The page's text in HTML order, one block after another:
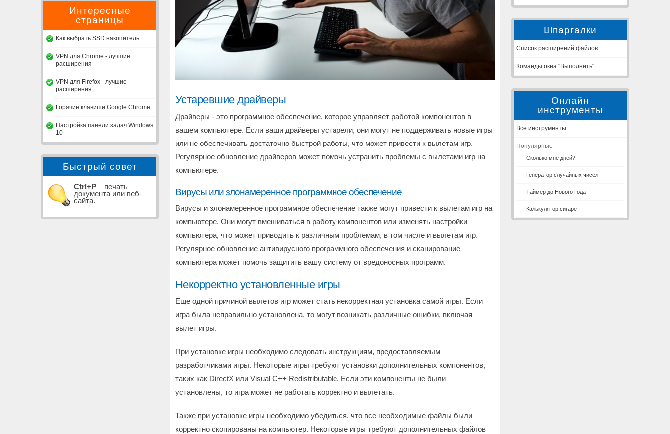
Интересные
страницы
Как выбрать SSD накопитель
VPN для Chrome - лучшие
расширения
VPN для Firefox - лучшие
расширения
Горячие клавиши Google Chrome
Настройка панели задач Windows
10
Быстрый совет
Ctrl+P – печать
документа или веб-
сайта.
Устаревшие драйверы
Драйверы - это программное обеспечение, которое управляет работой компонентов в
вашем компьютере. Если ваши драйверы устарели, они могут не поддерживать новые игры
или не обеспечивать достаточно быстрой работы, что может привести к вылетам игр.
Регулярное обновление драйверов может помочь устранить проблемы с вылетами игр на
компьютере.
Вирусы или злонамеренное программное обеспечение
Вирусы и злонамеренное программное обеспечение также могут привести к вылетам игр на
компьютере. Они могут вмешиваться в работу компонентов или изменять настройки
компьютера, что может приводить к различным проблемам, в том числе и вылетам игр.
Регулярное обновление антивирусного программного обеспечения и сканирование
компьютера может помочь защитить вашу систему от вредоносных программ.
Некорректно установленные игры
Еще одной причиной вылетов игр может стать некорректная установка самой игры. Если
игра была неправильно установлена, то могут возникать различные ошибки, включая
вылет игры.
При установке игры необходимо следовать инструкциям, предоставляемым
разработчиками игры. Некоторые игры требуют установки дополнительных компонентов,
таких как DirectX или Visual C++ Redistributable. Если эти компоненты не были
установлены, то игра может не работать корректно и вылетать.
Также при установке игры необходимо убедиться, что все необходимые файлы были
корректно скопированы на компьютер. Некоторые игры требуют дополнительных файлов
Шпаргалки
Список расширений файлов
Команды окна "Выполнить"
Онлайн
инструменты
Все инструменты
Популярные -
Сколько мне дней?
Генератор случайных чисел
Таймер до Нового Года
Калькулятор сигарет